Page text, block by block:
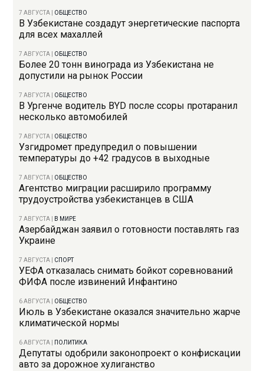
7 АВГУСТА ОБЩЕСТВО
В Узбекистане создадут энергетические паспорта
для всех махаллей
7 АВГУСТА ОБЩЕСТВО
Более 20 тонн винограда из Узбекистана не
допустили на рынок России
7 АВГУСТА ОБЩЕСТВО
В Ургенче водитель BYD после ссоры протаранил
несколько автомобилей
7 АВГУСТА ОБЩЕСТВО
Узгидромет предупредил о повышении
температуры до +42 градусов в выходные
7 АВГУСТА ОБЩЕСТВО
Агентство миграции расширило программу
трудоустройства узбекистанцев в США
7 АВГУСТА В МИРЕ
Азербайджан заявил о готовности поставлять газ
Украине
7 АВГУСТА СПОРТ
УЕФА отказалась снимать бойкот соревнований
ФИФА после извинений Инфантино
6 АВГУСТА ОБЩЕСТВО
Июль в Узбекистане оказался значительно жарче
климатической нормы
6 АВГУСТА ПОЛИТИКА
Депутаты одобрили законопроект о конфискации
авто за дорожное хулиганство